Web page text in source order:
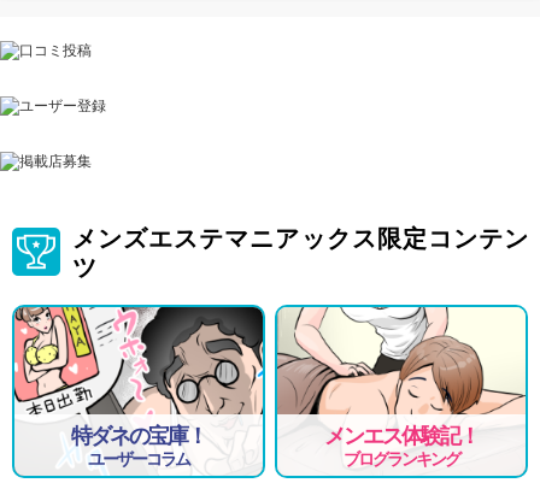
メンズエステマニアックス限定コンテン
ツ
特ダネの宝庫！
ユーザーコラム
メンエス体験記！
ブログランキング